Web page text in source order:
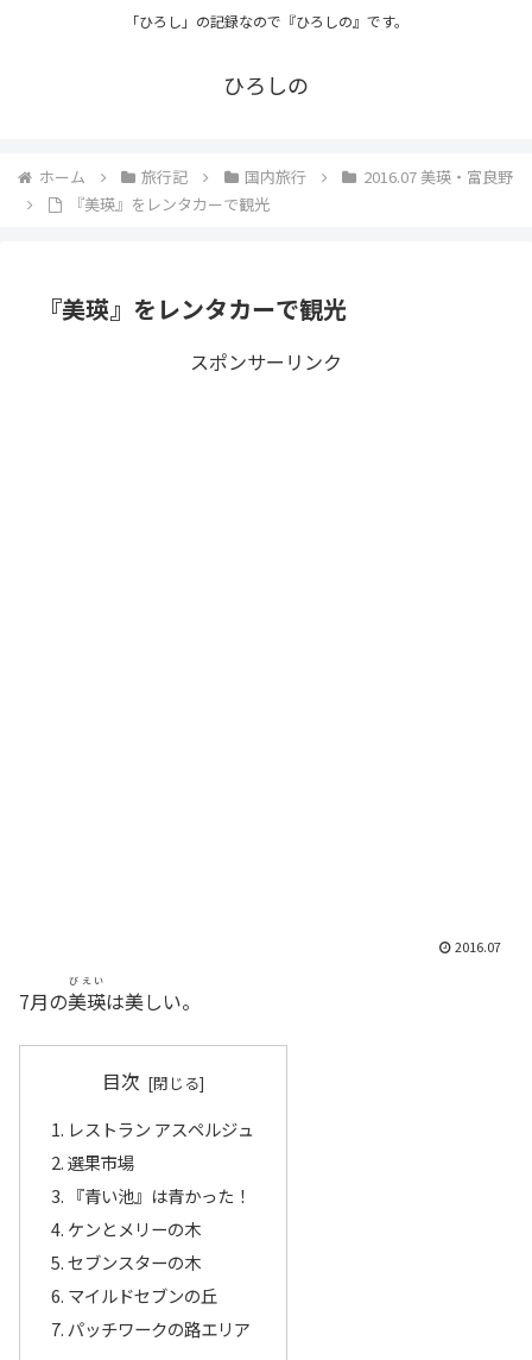
「ひろし」の記録なので『ひろしの』です。
ひろしの
ホーム 旅行記 国内旅行
2016.07 美瑛・富良野
『美瑛』をレンタカーで観光
『美瑛』をレンタカーで観光
スポンサーリンク
2016.07
7月の美瑛
びえい
は美しい。
目次
レストラン アスペルジュ
選果市場
『青い池』は青かった！
ケンとメリーの木
セブンスターの木
マイルドセブンの丘
パッチワークの路エリア